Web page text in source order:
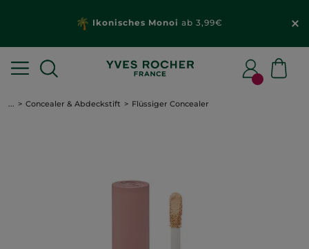
Ikonisches Monoi ab 3,99€
... Concealer & Abdeckstift Flüssiger Concealer